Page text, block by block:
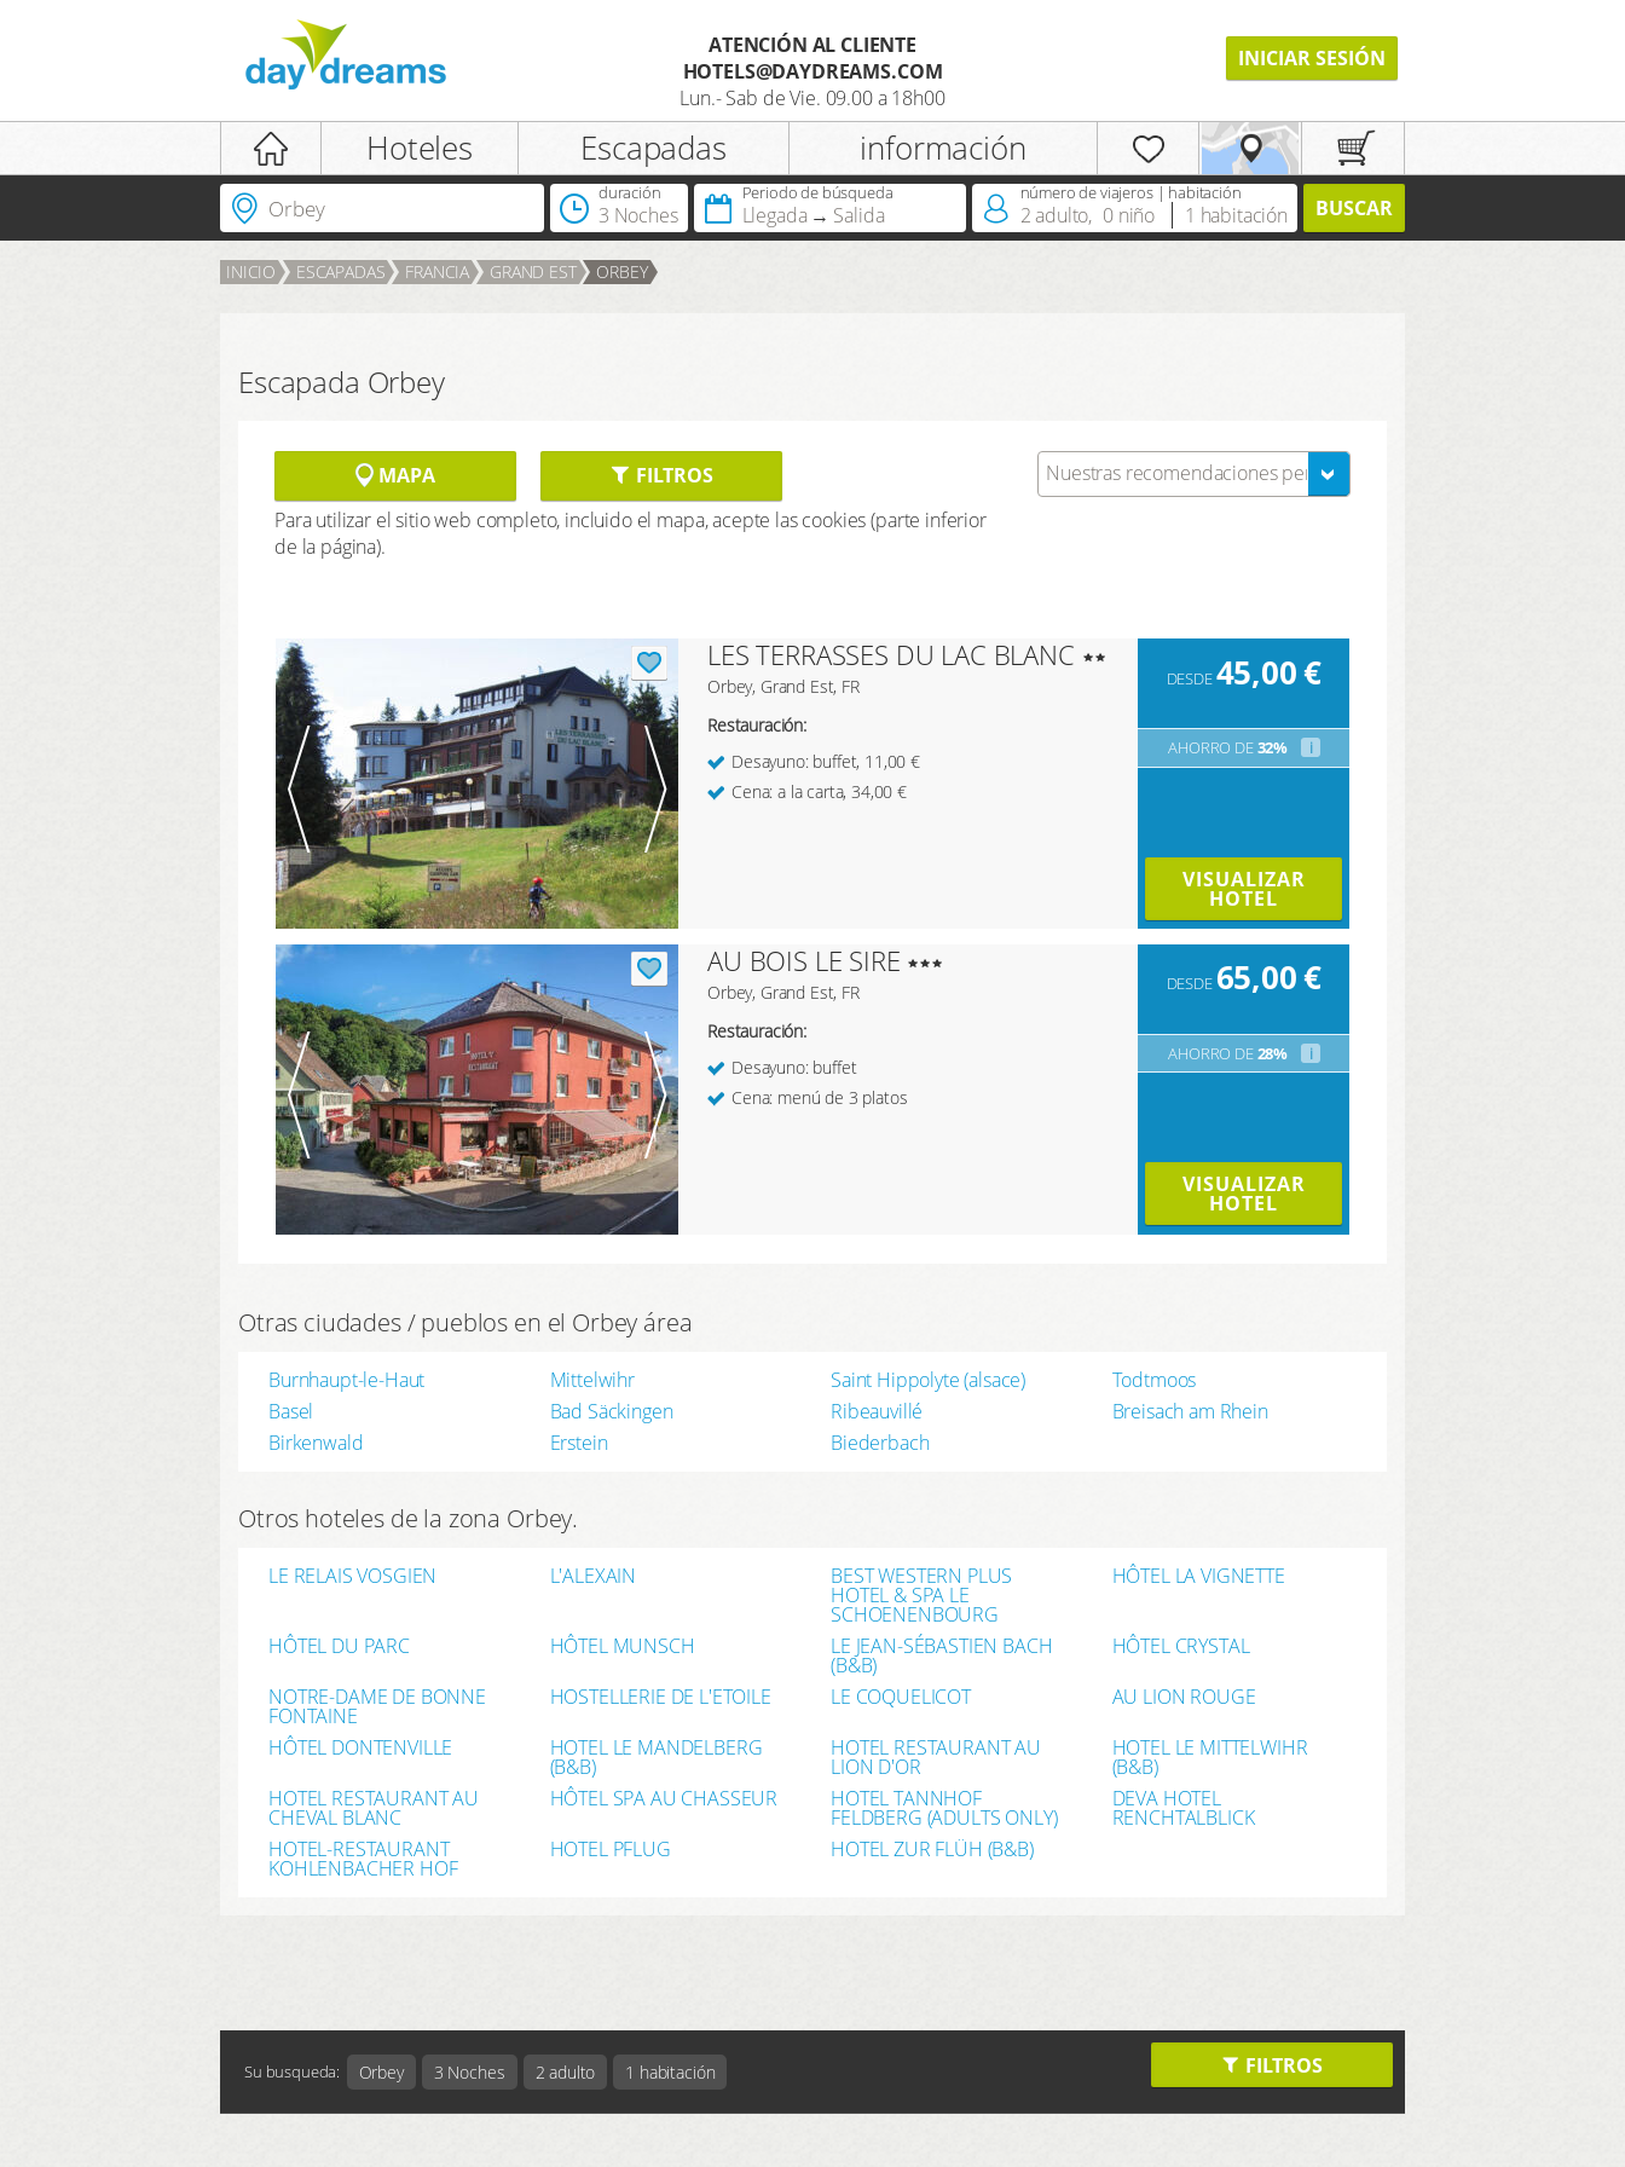
iniciar sesión
INICIAR SESIÓN
Registro
Titulo
¿Dispone ya de DreamCard?
ATENCIÓN AL CLIENTE
HOTELS@DAYDREAMS.COM
Lun.- Sab de Vie. 09.00 a 18h00
INICIAR SESIÓN
Hoteles Escapadas información
duración
3 Noches
Periodo de búsqueda
Llegada Salida
número de viajeros | habitación
2adulto, 0 niño 1 habitación BUSCAR
INICIO ESCAPADAS FRANCIA GRAND EST ORBEY
Escapada Orbey
MAPA
FILTROS
Para utilizar el sitio web completo, incluido el mapa, acepte las cookies (parte inferior
de la página).
Nuestras recomendaciones personales
LES TERRASSES DU LAC BLANC
Orbey, Grand Est, FR
Restauración:
Desayuno: buffet, 11,00 €
Cena: a la carta, 34,00 €
DESDE45,00€
AHORRO DE32% i
VISUALIZAR
HOTEL
AU BOIS LE SIRE
Orbey, Grand Est, FR
Restauración:
Desayuno: buffet
Cena: menú de 3 platos
DESDE 65,00€
AHORRO DE28% i
VISUALIZAR
HOTEL
Otras ciudades / pueblos en el Orbey área
Burnhaupt-le-Haut Mittelwihr Saint Hippolyte (alsace)
Todtmoos
Basel
Bad Säckingen Ribeauvillé
Breisach am Rhein
Birkenwald
Erstein Biederbach
Otros hoteles de la zona Orbey.
LE RELAIS VOSGIEN L'ALEXAIN BEST WESTERN PLUS
HOTEL & SPA LE
SCHOENENBOURG
HÔTEL LA VIGNETTE
HÔTEL DU PARC HÔTEL MUNSCH LE JEAN-SÉBASTIEN BACH
(B&B)
HÔTEL CRYSTAL
NOTRE-DAME DE BONNE
FONTAINE
HOSTELLERIE DE L'ETOILE LE COQUELICOT
AU LION ROUGE
HÔTEL DONTENVILLE
HOTEL LE MANDELBERG
(B&B)
HOTEL RESTAURANT AU
LION D'OR
HOTEL LE MITTELWIHR
(B&B)
HOTEL RESTAURANT AU
CHEVAL BLANC
HÔTEL SPA AU CHASSEUR HOTEL TANNHOF
FELDBERG (ADULTS ONLY)
DEVA HOTEL
RENCHTALBLICK
HOTEL-RESTAURANT
KOHLENBACHER HOF
HOTEL PFLUG HOTEL ZUR FLÜH (B&B)
FILTROS
Su busqueda: Orbey 3 Noches 2 adulto 1 habitación